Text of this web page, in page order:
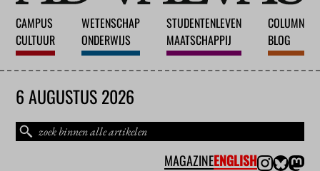
CAMPUS
CULTUUR
WETENSCHAP
ONDERWIJS
STUDENTENLEVEN
MAATSCHAPPIJ
COLUMN
BLOG
6 AUGUSTUS 2026
MAGAZINEENGLISH